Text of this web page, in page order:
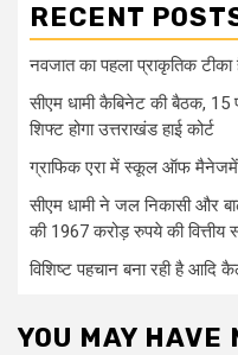
RECENT
नवजात का पहला प्राकृतिक
सीएम धामी कैबिनेट की बैठक, 15
शिफ्ट होगा उत्तराखंड हाई कोर्ट
ग्राफिक एरा में स्कूल ऑफ
सीएम धामी ने जल निकासी और
की 1967 करोड़ रुपये की वित्तीय
विशिष्ट पहचान बना रही है आदि
YOU MAY HAVE